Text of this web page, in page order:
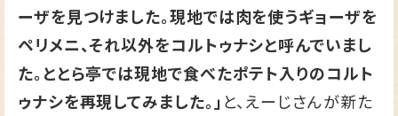
ーザを見つけました。現地では肉を使うギョーザを
ペリメニ、それ以外をコルトゥナシと呼んでいまし
た。ととら亭では現地で食べたポテト入りのコルト
ゥナシを再現してみました。」と、えーじさんが新た